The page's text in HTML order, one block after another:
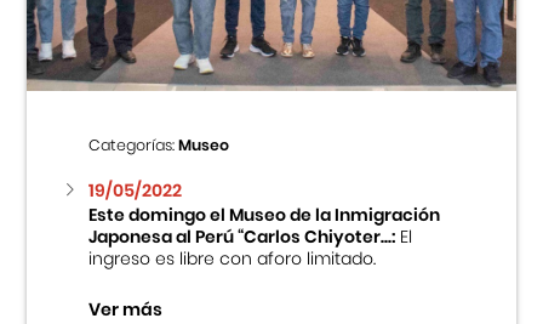
Categorías:Museo
19/05/2022
Este domingo el Museo de la Inmigración
Japonesa al Perú “Carlos Chiyoter...:El
ingreso es libre con aforo limitado.
Ver más